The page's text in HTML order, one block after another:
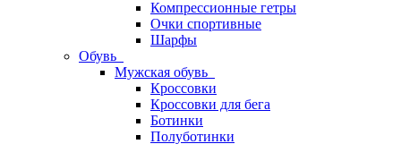
Компрессионные гетры
Очки спортивные
Шарфы
Обувь
Мужская обувь
Кроссовки
Кроссовки для бега
Ботинки
Полуботинки